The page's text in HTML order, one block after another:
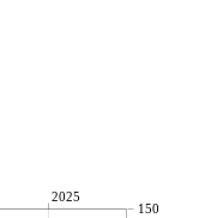
2025
150